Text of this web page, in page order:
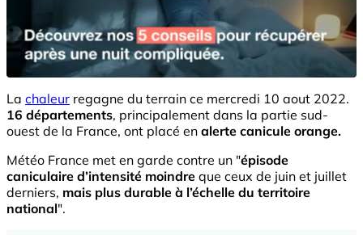
La chaleur regagne du terrain ce mercredi 10 aout 2022.
16 départements, principalement dans la partie sud-
ouest de la France, ont placé en alerte canicule orange.
Météo France met en garde contre un "épisode
caniculaire d’intensité moindre que ceux de juin et juillet
derniers, mais plus durable à l’échelle du territoire
national".